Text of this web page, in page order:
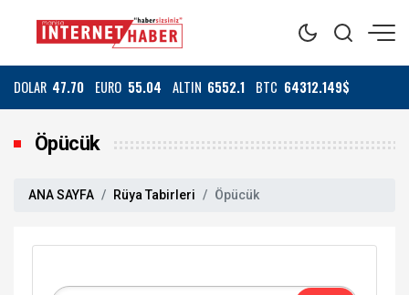
DOLAR 47.70 EURO 55.04 ALTIN 6552.1 BTC 64312.149$
Öpücük
ANA SAYFA Rüya Tabirleri Öpücük